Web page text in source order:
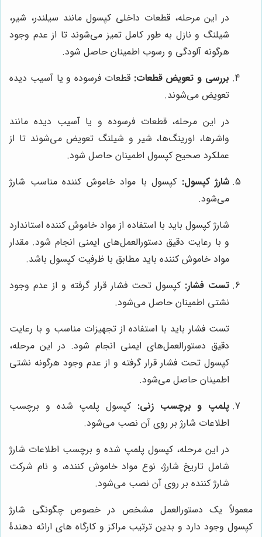
در این مرحله، قطعات داخلی کپسول مانند سیلندر، شیر،
شیلنگ و نازل به طور کامل تمیز می‌شوند تا از عدم وجود
هرگونه آلودگی و رسوب اطمینان حاصل شود.
بررسی و تعویض قطعات: قطعات فرسوده و یا آسیب دیده
تعویض می‌شوند.
در این مرحله، قطعات فرسوده و یا آسیب دیده مانند
واشرها، اورینگ‌ها، شیر و شیلنگ تعویض می‌شوند تا از
عملکرد صحیح کپسول اطمینان حاصل شود.
شارژ کپسول: کپسول با مواد خاموش کننده مناسب شارژ
می‌شود.
شارژ کپسول باید با استفاده از مواد خاموش کننده استاندارد
و با رعایت دقیق دستورالعمل‌های ایمنی انجام شود. مقدار
مواد خاموش کننده باید مطابق با ظرفیت کپسول باشد.
تست فشار: کپسول تحت فشار قرار گرفته و از عدم وجود
نشتی اطمینان حاصل می‌شود.
تست فشار باید با استفاده از تجهیزات مناسب و با رعایت
دقیق دستورالعمل‌های ایمنی انجام شود. در این مرحله،
کپسول تحت فشار قرار گرفته و از عدم وجود هرگونه نشتی
اطمینان حاصل می‌شود.
پلمپ و برچسب زنی: کپسول پلمپ شده و برچسب
اطلاعات شارژ بر روی آن نصب می‌شود.
در این مرحله، کپسول پلمپ شده و برچسب اطلاعات شارژ
شامل تاریخ شارژ، نوع مواد خاموش کننده، و نام شرکت
شارژ کننده بر روی آن نصب می‌شود.
معمولاً یک دستورالعمل مشخص در خصوص چگونگی شارژ
کپسول وجود دارد و بدین ترتیب مراکز و کارگاه های ارائه دهندۀ